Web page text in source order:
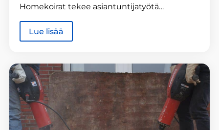
Homekoirat tekee asiantuntijatyötä…
Lue lisää